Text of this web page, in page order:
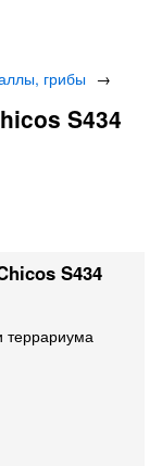
грибы →
S434
S434
террариума